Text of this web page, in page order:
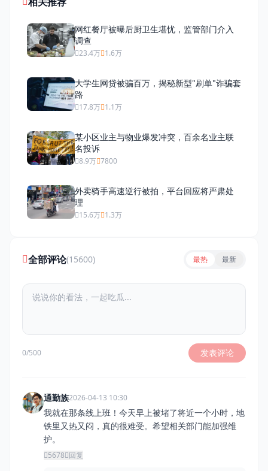
网红餐厅被曝后厨卫生堪忧，监管部门介入
调查
23.4万 1.6万
大学生网贷被骗百万，揭秘新型"刷单"诈骗套
路
17.8万 1.1万
某小区业主与物业爆发冲突，百余名业主联
名投诉
8.9万 7800
外卖骑手高速逆行被拍，平台回应将严肃处
理
15.6万 1.3万
全部评论(15600) 最热 最新
0/500 发表评论
通勤族2026-04-13 10:30
我就在那条线上班！今天早上被堵了将近一个小时，地
铁里又热又闷，真的很难受。希望相关部门能加强维
护。
5678 回复